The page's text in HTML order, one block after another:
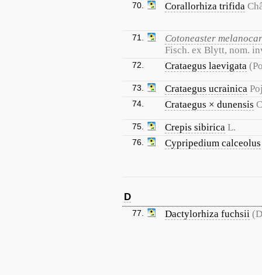
70. Corallorhiza trifida
71.
Cotoneaster
Fisch. ex Blytt, nom.
72. Crataegus laevigata
73. Crataegus ucrainica
74. Crataegus × dunensis
75. Crepis sibirica L.
76. Cypripedium calceolus
D
77. Dactylorhiza fuchsii